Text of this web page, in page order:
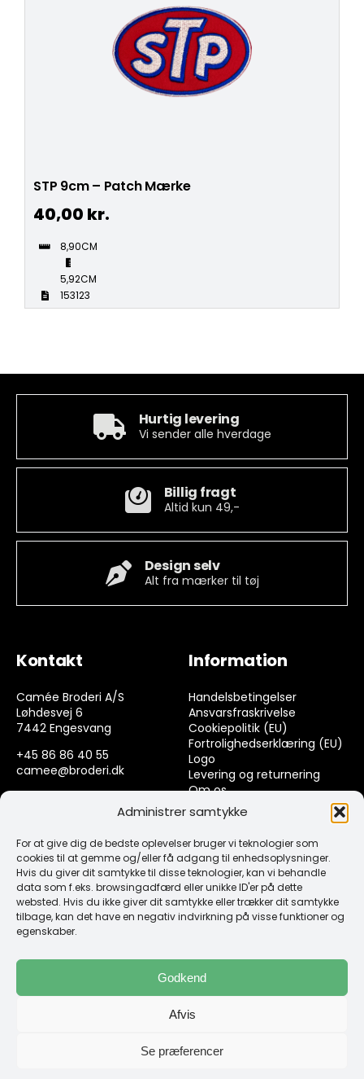
Administrer samtykke
For at give dig de bedste oplevelser bruger vi teknologier som
cookies til at gemme og/eller få adgang til enhedsoplysninger.
Hvis du giver dit samtykke til disse teknologier, kan vi behandle
data som f.eks. browsingadfærd eller unikke ID'er på dette
websted. Hvis du ikke giver dit samtykke eller trækker dit samtykke
tilbage, kan det have en negativ indvirkning på visse funktioner og
egenskaber.
Godkend
Afvis
Se præferencer
STP 9cm – Patch Mærke
40,00 kr.
8,90CM
5,92CM
153123
Hurtig levering
Vi sender alle hverdage
Billig fragt
Altid kun 49,-
Design selv
Alt fra mærker til tøj
Kontakt
Camée Broderi A/S
Løhdesvej 6
7442 Engesvang
+45 86 86 40 55
camee@broderi.dk
Information
Handelsbetingelser
Ansvarsfraskrivelse
Cookiepolitik (EU)
Fortrolighedserklæring (EU)
Logo
Levering og returnering
Om os
Kontakt
Links
Spørgsmål & Svar
Tråd
Design selv guide
Konto
Log ind